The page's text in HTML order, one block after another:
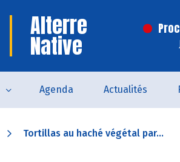
Alterre
Native
Agenda Actualités
Tortillas au haché végétal par...